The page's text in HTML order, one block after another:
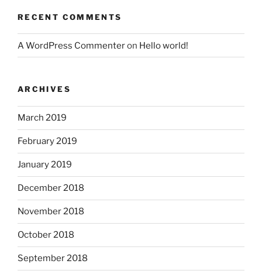
RECENT COMMENTS
A WordPress Commenteron Hello world!
ARCHIVES
March 2019
February 2019
January 2019
December 2018
November 2018
October 2018
September 2018